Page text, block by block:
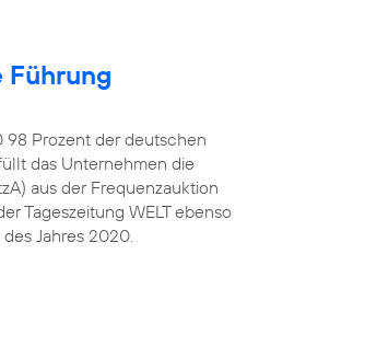
Führung
Prozent der deutschen
das Unternehmen die
aus der Frequenzauktion
Tageszeitung WELT ebenso
Jahres 2020.